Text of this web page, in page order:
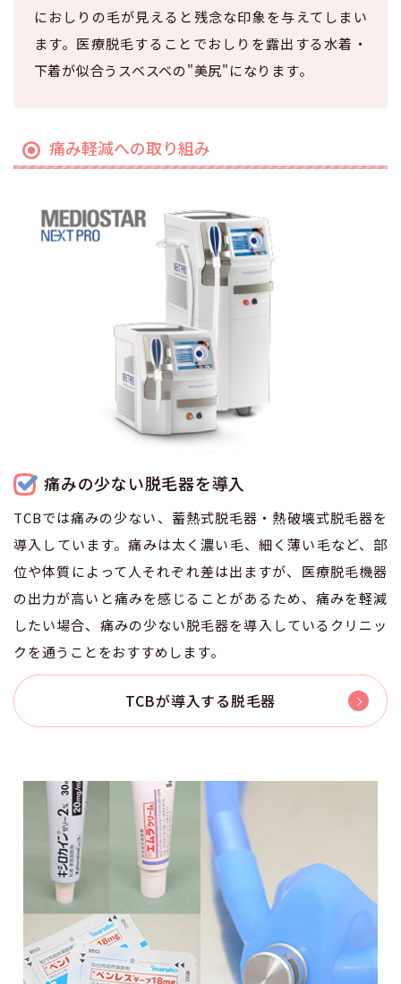
におしりの毛が見えると残念な印象を与えてしまい
ます。医療脱毛することでおしりを露出する水着・
下着が似合うスベスベの"美尻"になります。
痛み軽減への取り組み
痛みの少ない脱毛器を導入
TCBでは痛みの少ない、蓄熱式脱毛器・熱破壊式脱毛器を
導入しています。痛みは太く濃い毛、細く薄い毛など、部
位や体質によって人それぞれ差は出ますが、医療脱毛機器
の出力が高いと痛みを感じることがあるため、痛みを軽減
したい場合、痛みの少ない脱毛器を導入しているクリニッ
クを通うことをおすすめします。
TCBが導入する脱毛器